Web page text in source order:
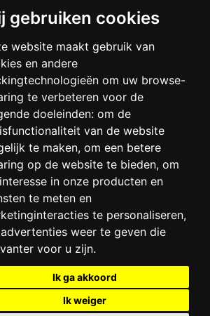
gebruiken cookies
website maakt gebruik van
en andere
om uw browse-
te verbeteren voor de
doeleinden: om de
van de website
te maken, om een betere
op de website te bieden, om
in onze producten en
te meten en
te personaliseren,
weer te geven die
voor u zijn.
Ik ga akkoord
Ik weiger